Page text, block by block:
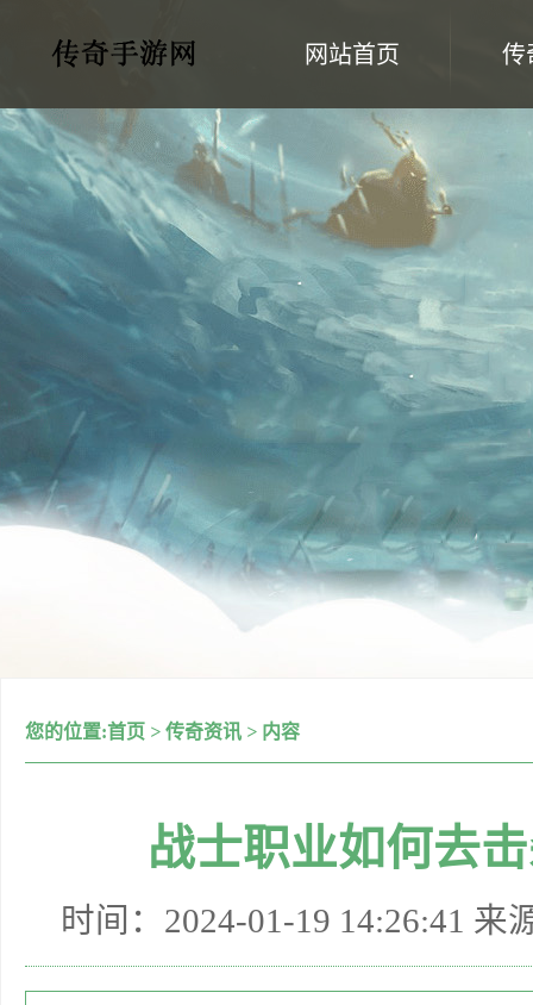
网站首页 传
您的位置:首页 > 传奇资讯 > 内容
战士职业如何去
时间：2024-01-19 14:26:41 来